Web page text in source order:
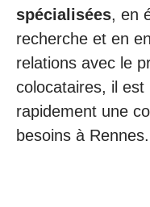
spécialisées, en
recherche et en
relations avec le
colocataires, il
rapidement une
besoins à Rennes.